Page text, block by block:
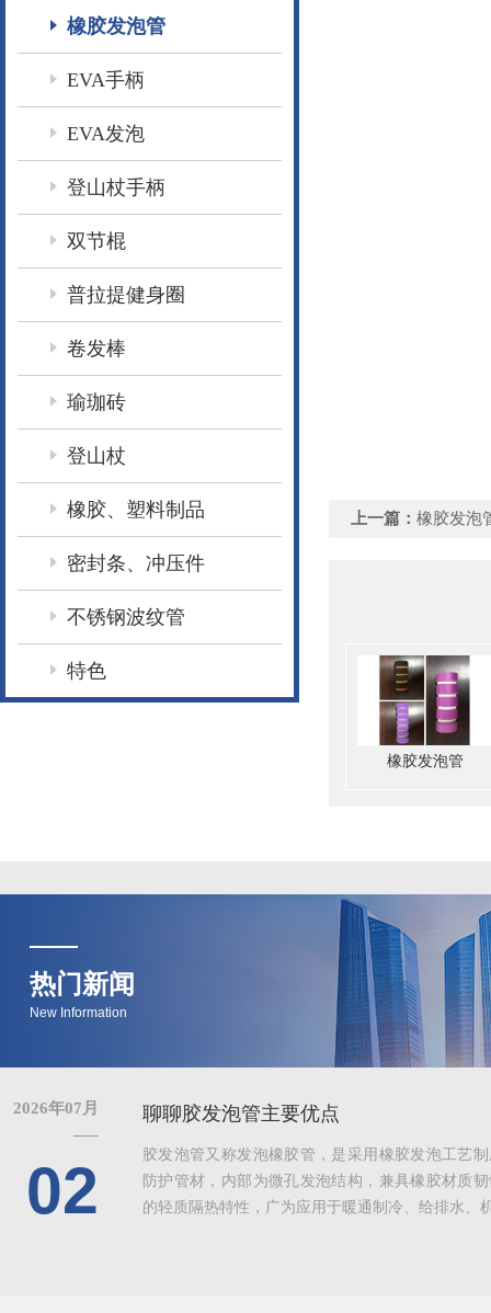
橡胶发泡管
EVA手柄
EVA发泡
登山杖手柄
双节棍
普拉提健身圈
卷发棒
瑜珈砖
登山杖
橡胶、塑料制品
密封条、冲压件
不锈钢波纹管
特色
上一篇： 橡胶发泡
橡胶发泡管
热门新闻
New Information
2026年07月
02
聊聊胶发泡管主要优点
胶发泡管又称发泡橡胶管，是采用橡胶发泡工艺
防护管材，内部为微孔发泡结构，兼具橡胶材质
的轻质隔热特性，广为应用于暖通制冷、给排水、